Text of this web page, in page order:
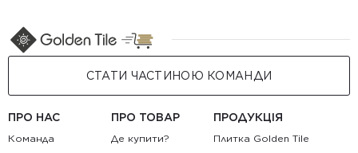
СТАТИ ЧАСТИНОЮ КОМАНДИ
ПРО НАС
Команда
ПРО ТОВАР
Де купити?
ПРОДУКЦІЯ
Плитка Golden Tile